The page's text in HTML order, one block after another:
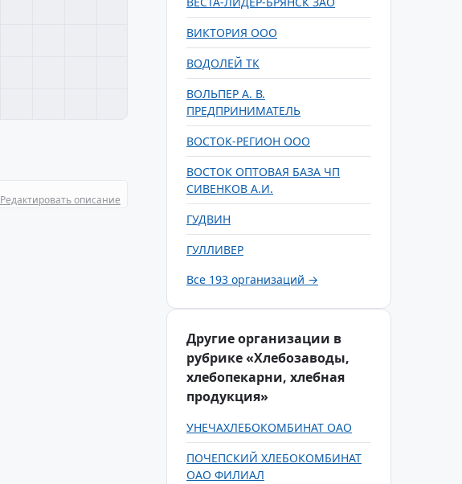
Редактировать описание
ВИКТОРИЯ ООО
ВОДОЛЕЙ ТК
ВОЛЬПЕР А. В.
ПРЕДПРИНИМАТЕЛЬ
ВОСТОК-РЕГИОН ООО
ВОСТОК ОПТОВАЯ БАЗА ЧП
СИВЕНКОВ А.И.
ГУДВИН
ГУЛЛИВЕР
Все 193 организаций →
Другие организации в
рубрике «Хлебозаводы,
хлебопекарни, хлебная
продукция»
УНЕЧАХЛЕБОКОМБИНАТ ОАО
ПОЧЕПСКИЙ ХЛЕБОКОМБИНАТ
ОАО ФИЛИАЛ